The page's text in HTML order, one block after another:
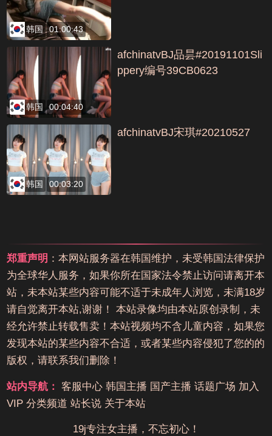
韩国 01:00:43
韩国 00:04:40
afchinatvBJ品昙#20191101Sli
ppery编号39CB0623
韩国 00:03:20
afchinatvBJ宋琪#20210527
郑重声明 ：本网站服务器在韩国维护，未受韩国法律保护
为全球华人服务，如果你所在国家法令禁止访问请离开本
站，未本站某些内容可能不适于未成年人浏览，未满18岁
请自觉离开本站,谢谢！ 本站录像均由本站原创录制，未
经允许禁止转载售卖！本站视频均不含儿童内容，如果您
发现本站的某些内容不合适，或者某些内容侵犯了您的的
版权，请联系我们删除！
站内导航： 客服中心 韩国主播 国产主播 话题广场 加入
VIP 分类频道 站长说 关于本站
19j专注女主播，不忘初心！